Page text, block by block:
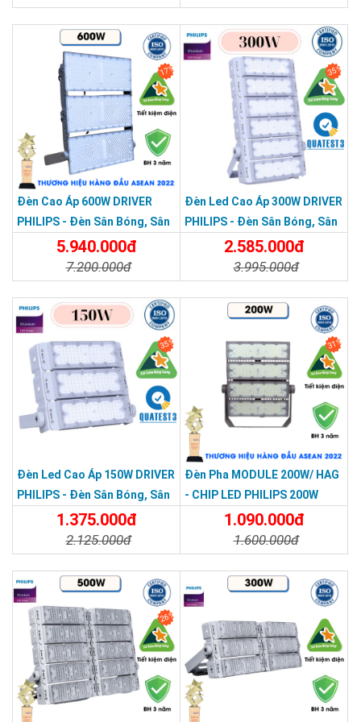
Bảo hành: 3 năm chính hãng
17%
Đèn Cao Áp 600W DRIVER
PHILIPS - Đèn Sân Bóng, Sân
Pickleball Module 600W
5.940.000đ
7.200.000đ
35%
Đèn Led Cao Áp 300W DRIVER
PHILIPS - Đèn Sân Bóng, Sân
Pickleball Module 300W
2.585.000đ
3.995.000đ
35%
Đèn Led Cao Áp 150W DRIVER
PHILIPS - Đèn Sân Bóng, Sân
Pickleballled Module 150W
1.375.000đ
2.125.000đ
31%
Đèn Pha MODULE 200W/ HAG
- CHIP LED PHILIPS 200W
1.090.000đ
1.600.000đ
26%